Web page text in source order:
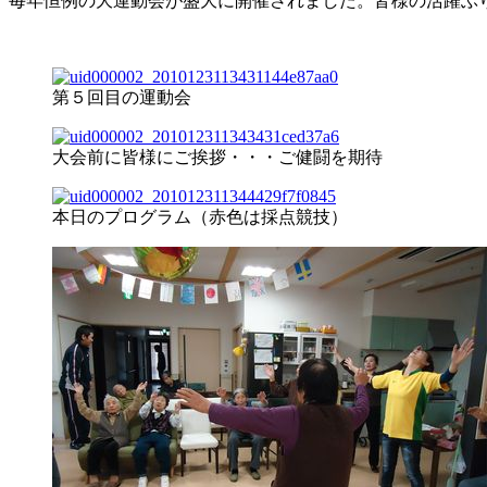
第５回目の運動会
大会前に皆様にご挨拶・・・ご健闘を期待
本日のプログラム（赤色は採点競技）